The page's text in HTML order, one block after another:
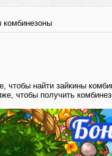
комбинезоны
чтобы найти зайкины
чтобы получить